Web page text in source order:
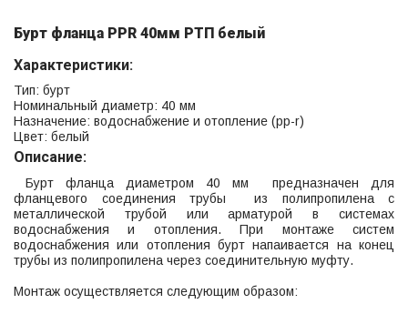
Бурт фланца PPR 40мм РТП белый
Характеристики:
Тип: бурт
Номинальный диаметр: 40 мм
Назначение: водоснабжение и отопление (рр-r)
Цвет: белый
Описание:
Бурт фланца диаметром 40 мм предназначен для
фланцевого соединения трубы из полипропилена с
металлической трубой или арматурой в системах
водоснабжения и отопления. При монтаже систем
водоснабжения или отопления бурт напаивается на конец
трубы из полипропилена через соединительную муфту.
Монтаж осуществляется следующим образом: